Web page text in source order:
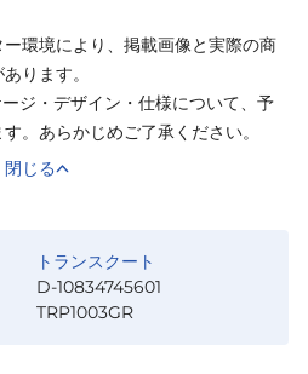
環境により、掲載画像と実際の商
ります。
ジ・デザイン・仕様について、予
。あらかじめご了承ください。
閉じる
トランスクート
D-10834745601
TRP1003GR